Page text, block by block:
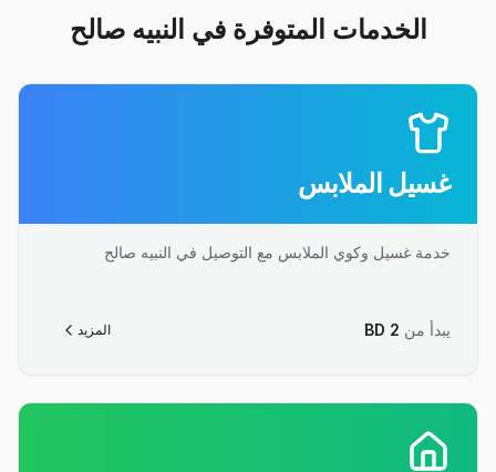
الخدمات المتوفرة في النبيه صالح
غسيل الملابس
خدمة غسيل وكوي الملابس مع التوصيل في النبيه صالح
يبدأ من BD 2 المزيد